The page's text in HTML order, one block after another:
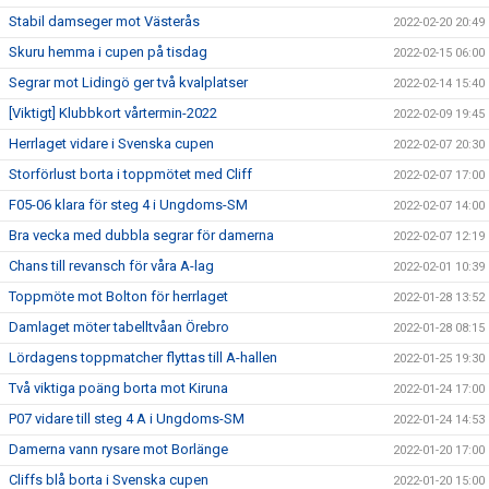
Stabil damseger mot Västerås 2022-02-20 20:49
Skuru hemma i cupen på tisdag 2022-02-15 06:00
Segrar mot Lidingö ger två kvalplatser 2022-02-14 15:40
[Viktigt] Klubbkort vårtermin-2022 2022-02-09 19:45
Herrlaget vidare i Svenska cupen 2022-02-07 20:30
Storförlust borta i toppmötet med Cliff 2022-02-07 17:00
F05-06 klara för steg 4 i Ungdoms-SM 2022-02-07 14:00
Bra vecka med dubbla segrar för damerna 2022-02-07 12:19
Chans till revansch för våra A-lag 2022-02-01 10:39
Toppmöte mot Bolton för herrlaget 2022-01-28 13:52
Damlaget möter tabelltvåan Örebro 2022-01-28 08:15
Lördagens toppmatcher flyttas till A-hallen 2022-01-25 19:30
Två viktiga poäng borta mot Kiruna 2022-01-24 17:00
P07 vidare till steg 4 A i Ungdoms-SM 2022-01-24 14:53
Damerna vann rysare mot Borlänge 2022-01-20 17:00
Cliffs blå borta i Svenska cupen 2022-01-20 15:00